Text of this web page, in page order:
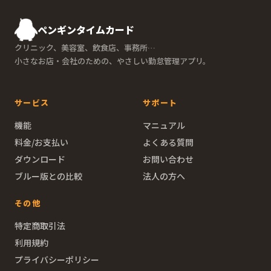
ペンギンタイムカード
クリニック、美容室、飲食店、事務所…
小さなお店・会社のための、やさしい勤怠管理アプリ。
サービス
機能
料金/お支払い
ダウンロード
ブルー版との比較
サポート
マニュアル
よくある質問
お問い合わせ
法人の方へ
その他
特定商取引法
利用規約
プライバシーポリシー